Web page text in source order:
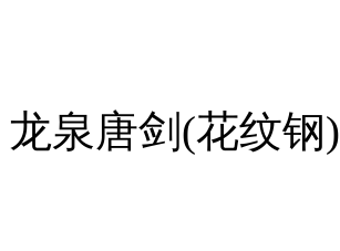
龙泉唐剑(花纹钢)